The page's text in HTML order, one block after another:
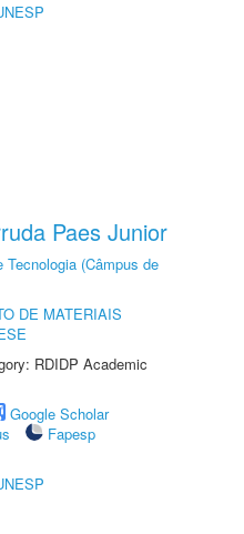
Paes Junior
(Câmpus de
DE MATERIAIS
RDIDP Academic
Google Scholar
Fapesp